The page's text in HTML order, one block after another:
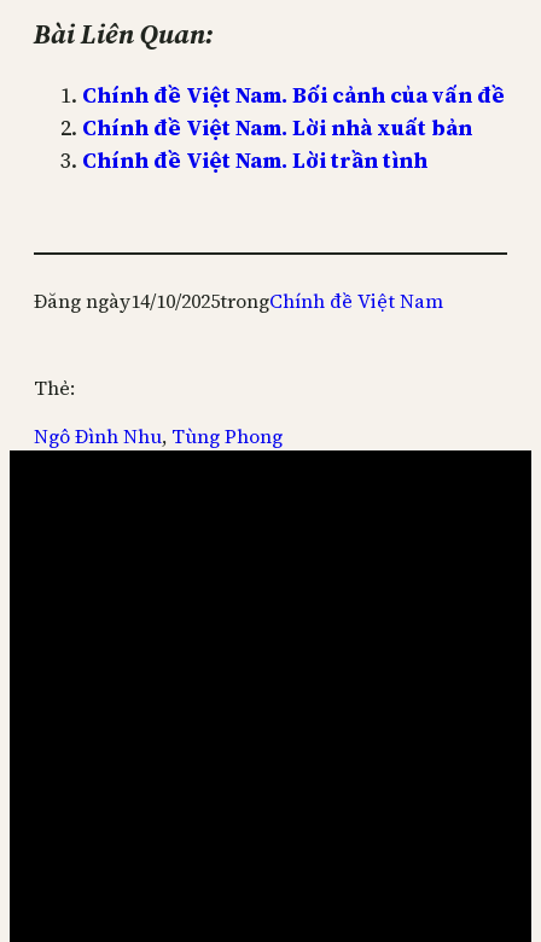
Bài Liên Quan:
Chính đề Việt Nam. Bối cảnh của vấn đề
Chính đề Việt Nam. Lời nhà xuất bản
Chính đề Việt Nam. Lời trần tình
Đăng ngày14/10/2025trongChính đề Việt Nam
Thẻ:
Ngô Đình Nhu, Tùng Phong